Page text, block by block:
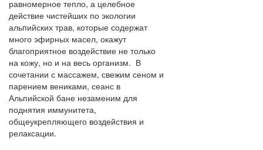
равномерное тепло, а целебное
действие чистейших по экологии
альпийских трав, которые содержат
много эфирных масел, окажут
благоприятное воздействие не только
на кожу, но и на весь организм. В
сочетании с массажем, свежим сеном и
парением вениками, сеанс в
Альпийской бане незаменим для
поднятия иммунитета,
общеукрепляющего воздействия и
релаксации.